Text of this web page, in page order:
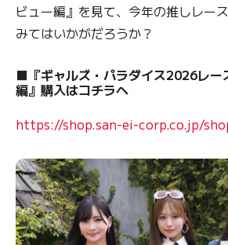
ビュー編』を見て、今年の推しレー
みてはいかがだろうか？
■『ギャルズ・パラダイス2026レー
編』購入はコチラへ
https://shop.san-ei-corp.co.jp/